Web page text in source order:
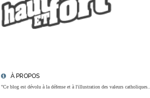
À PROPOS
"Ce blog est dévolu à la défense et à l'illustration des valeurs catholiques...